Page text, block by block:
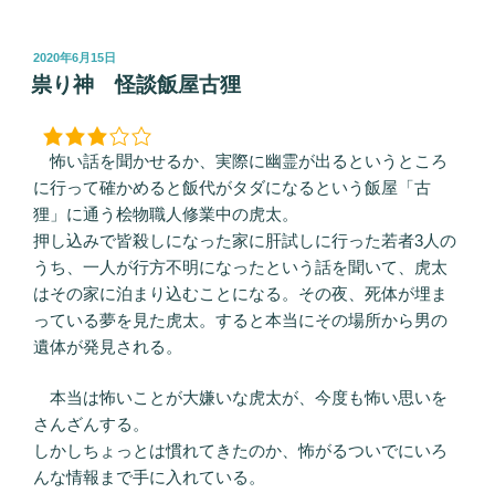
投
稿
日:
2020年6月15日
祟り神 怪談飯屋古狸
怖い話を聞かせるか、実際に幽霊が出るというところ
に行って確かめると飯代がタダになるという飯屋「古
狸」に通う桧物職人修業中の虎太。
押し込みで皆殺しになった家に肝試しに行った若者3人の
うち、一人が行方不明になったという話を聞いて、虎太
はその家に泊まり込むことになる。その夜、死体が埋ま
っている夢を見た虎太。すると本当にその場所から男の
遺体が発見される。
本当は怖いことが大嫌いな虎太が、今度も怖い思いを
さんざんする。
しかしちょっとは慣れてきたのか、怖がるついでにいろ
んな情報まで手に入れている。